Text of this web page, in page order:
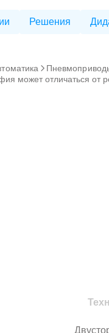
Решения
может отличаться от